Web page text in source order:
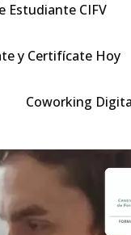
Estudiante CIFV
y Certifícate Hoy
Coworking